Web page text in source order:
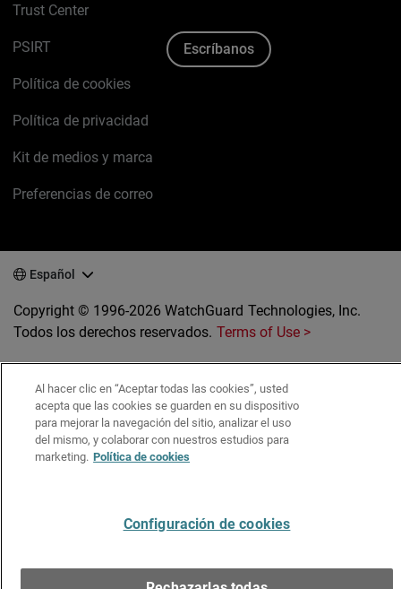
Trust Center
PSIRT
Política de cookies
Política de privacidad
Kit de medios y marca
Preferencias de correo
Escríbanos
Español
Copyright © 1996-2026 WatchGuard Technologies, Inc.
Todos los derechos reservados. Terms of Use >
Al hacer clic en “Aceptar todas las cookies”, usted
acepta que las cookies se guarden en su dispositivo
para mejorar la navegación del sitio, analizar el uso
del mismo, y colaborar con nuestros estudios para
marketing. Política de cookies
Configuración de cookies